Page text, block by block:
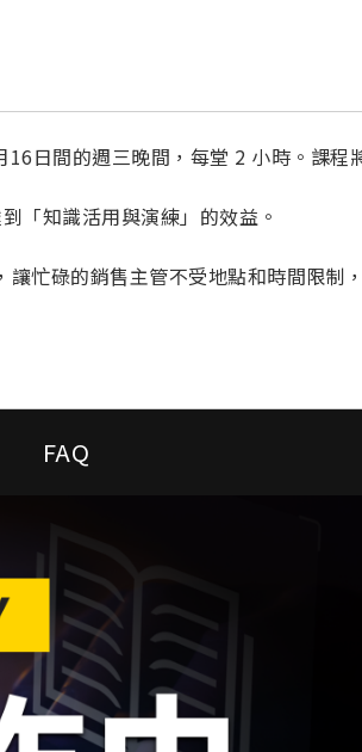
日間的週三晚間，每堂 2 小時。課程
「知識活用與演練」的效益。
忙碌的銷售主管不受地點和時間限制
FAQ